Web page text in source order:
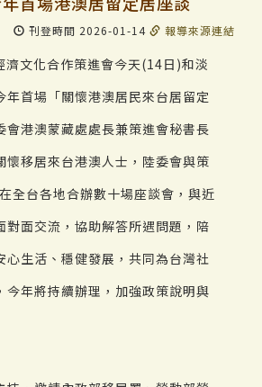
刊登時間 2026-01-14 報導來源連結
濟文化合作策進會今天(14日)和淡
年首場「關懷港澳居民來台居留定
會港澳蒙藏處處長兼策進會秘書長
懷移居來台港澳人士，陸委會與策
全台各地合辦數十場座談會，與近
對面交流，協助解答所遇問題，陪
心生活、穩健發展，共同為台灣社
今年將持續辦理，加強政策說明與